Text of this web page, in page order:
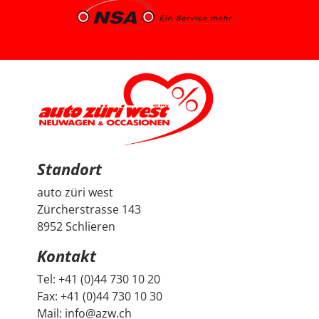
uns gut aufgehoben. Besonders positiv fand ich den
spannenden Austausch mit dem Berater über
allgemeine Autothemen und Dinge, die Autoliebhaber
Thema Auto vorhanden ist. Sehr geschätzt haben wir
zudem, dass vor der Übergabe extra noch ein Service
durchgeführt wurde, damit wir mit dem Fahrzeug
länger Ruhe haben. Das ist nicht selbstverständlich und
hat den positiven Eindruck nochmals verstärkt. Wir
freuen uns sehr über unseren Peugeot 2008 und
bedanken uns herzlich bei Auto Züri West sowie bei
Herrn Francesco Salerno für die angenehme Beratung,
den guten Austausch und den super Deal.
Standort
auto züri west
Zürcherstrasse 143
8952 Schlieren
Kontakt
Tel:+41 (0)44 730 10 20
Fax:+41 (0)44 730 10 30
Mail: info@azw.ch